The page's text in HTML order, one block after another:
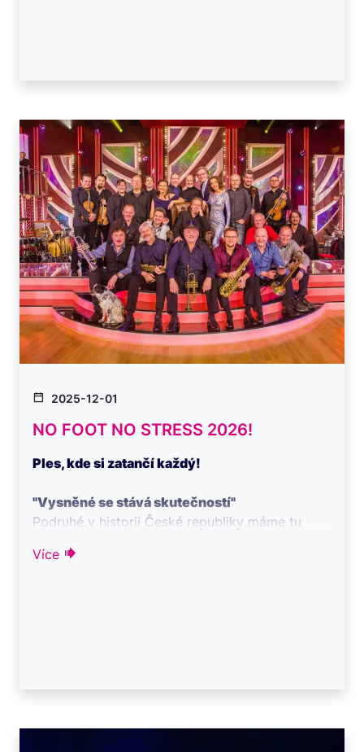
2025-12-01
NO FOOT NO STRESS 2026!
Ples, kde si zatančí každý!
"Vysněné se stává skutečností"
Podruhé v historii České republiky máme tu
Více